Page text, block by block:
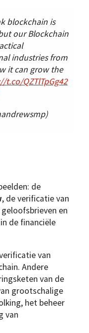
blockchain is
our Blockchain
industries from
it can grow the
t.co/QZTlTpGg42
de
, de verificatie van
en
de financiële
van
Andere
van de
grootschalige
het beheer
van